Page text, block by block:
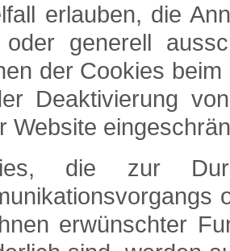
erlauben, die
oder generell
der Cookies
Deaktivierung
Website
die zur
erwünschter